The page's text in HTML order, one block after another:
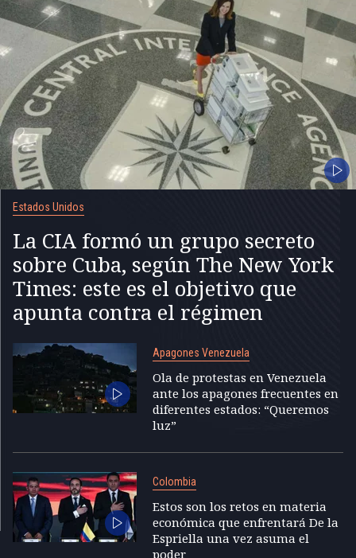
Estados Unidos
La CIA formó un grupo secreto
sobre Cuba, según The New York
Times: este es el objetivo que
apunta contra el régimen
Apagones Venezuela
Ola de protestas en Venezuela
ante los apagones frecuentes en
diferentes estados: “Queremos
luz”
Colombia
Estos son los retos en materia
económica que enfrentará De la
Espriella una vez asuma el
poder